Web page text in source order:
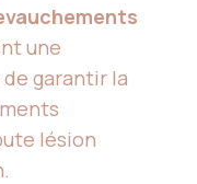
une
garantir la
lésion